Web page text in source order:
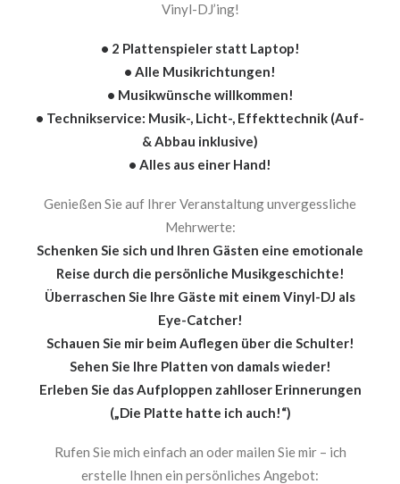
Vinyl-DJ’ing!
• 2 Plattenspieler statt Laptop!
• Alle Musikrichtungen!
• Musikwünsche willkommen!
• Technikservice: Musik-, Licht-, Effekttechnik (Auf-
& Abbau inklusive)
• Alles aus einer Hand!
Genießen Sie auf Ihrer Veranstaltung unvergessliche
Mehrwerte:
Schenken Sie sich und Ihren Gästen eine emotionale
Reise durch die persönliche Musikgeschichte!
Überraschen Sie Ihre Gäste mit einem Vinyl-DJ als
Eye-Catcher!
Schauen Sie mir beim Auflegen über die Schulter!
Sehen Sie Ihre Platten von damals wieder!
Erleben Sie das Aufploppen zahlloser Erinnerungen
(„Die Platte hatte ich auch!“)
Rufen Sie mich einfach an oder mailen Sie mir – ich
erstelle Ihnen ein persönliches Angebot: